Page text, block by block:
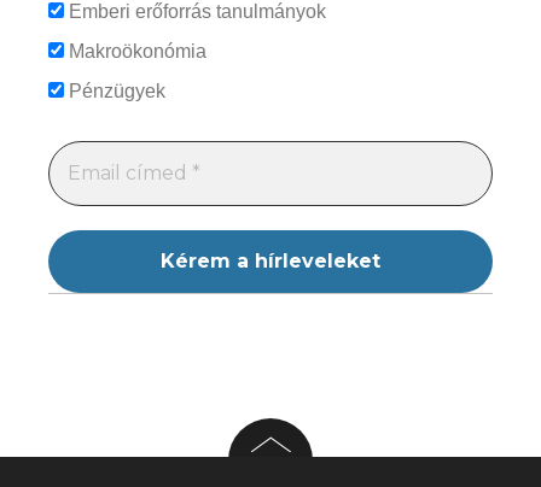
Emberi erőforrás tanulmányok
Makroökonómia
Pénzügyek